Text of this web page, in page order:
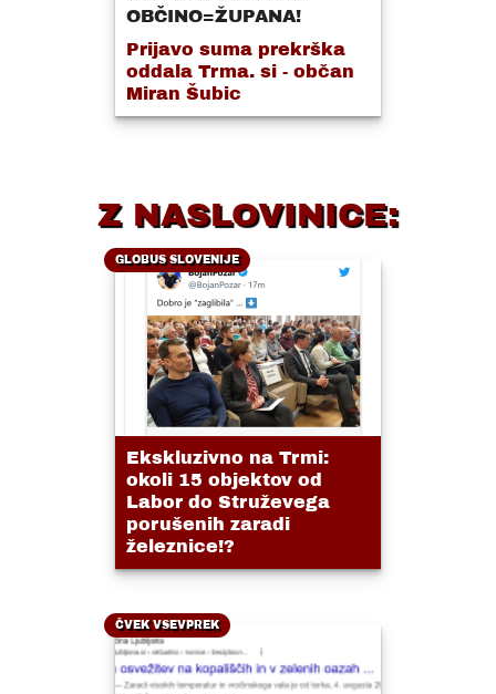
OBČINO=ŽUPANA!
Prijavo suma prekrška
oddala Trma. si - občan
Miran Šubic
Z NASLOVINICE:
GLOBUS SLOVENIJE
Ekskluzivno na Trmi:
okoli 15 objektov od
Labor do Struževega
porušenih zaradi
železnice!?
ČVEK VSEVPREK